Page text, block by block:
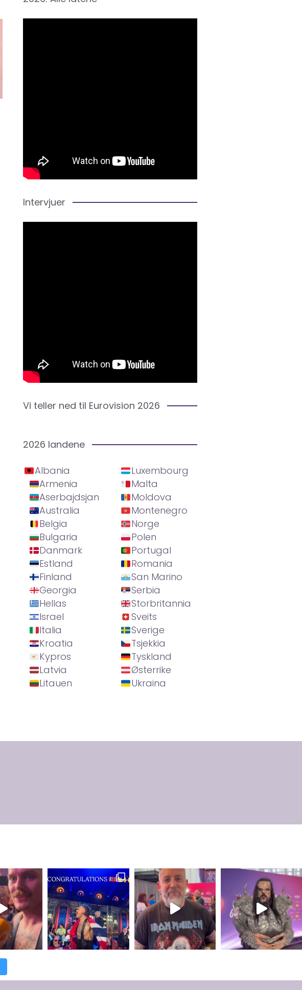
Intervjuer
Vi teller ned til Eurovision 2026
2026 landene
Albania
Armenia
Aserbajdsjan
Australia
Belgia
Bulgaria
Danmark
Estland
Finland
Georgia
Hellas
Israel
Italia
Kroatia
Kypros
Latvia
Litauen
Luxembourg
Malta
Moldova
Montenegro
Norge
Polen
Portugal
Romania
San Marino
Serbia
Storbritannia
Sveits
Sverige
Tsjekkia
Tyskland
Østerrike
Ukraina